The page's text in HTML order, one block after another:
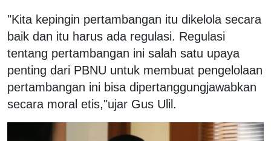
"Kita kepingin pertambangan itu dikelola secara
baik dan itu harus ada regulasi. Regulasi
tentang pertambangan ini salah satu upaya
penting dari PBNU untuk membuat pengelolaan
pertambangan ini bisa dipertanggungjawabkan
secara moral etis,"ujar Gus Ulil.